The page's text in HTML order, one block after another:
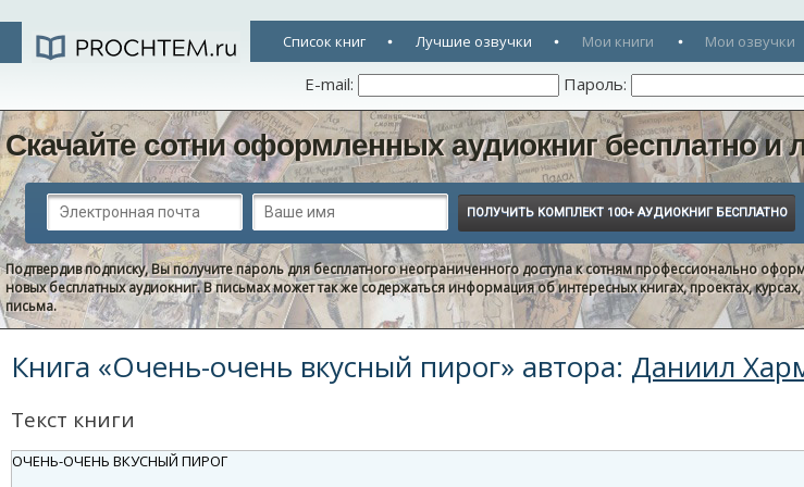
Список книг Лучшие озвучки Мои книги Мои озвучки
E-mail: Пароль:
Скачайте сотни оформленных аудиокниг бесплатно и
Подтвердив подписку, Вы получите пароль для бесплатного неограниченного доступа к сотням профессионально
новых бесплатных аудиокниг. В письмах может так же содержаться информация об интересных книгах, проектах,
письма.
Книга «Очень-очень вкусный пирог» автора: Даниил
Текст книги